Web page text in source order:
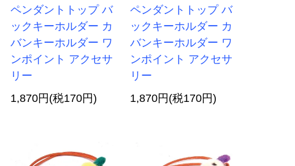
ペンダントトップ バ
ックキーホルダー カ
バンキーホルダー ワ
ンポイント アクセサ
リー
1,870円(税170円)
ペンダントトップ バ
ックキーホルダー カ
バンキーホルダー ワ
ンポイント アクセサ
リー
1,870円(税170円)